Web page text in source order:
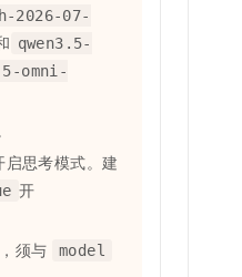
2026-07-
qwen3.5-
omni-
启思考模式。建
开
须与 model